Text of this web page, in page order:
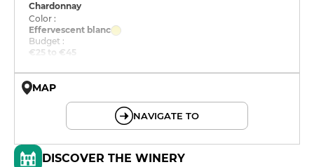
Chardonnay
Color :
Effervescent blanc
Budget :
€25 to €45
MAP
NAVIGATE TO
DISCOVER THE WINERY